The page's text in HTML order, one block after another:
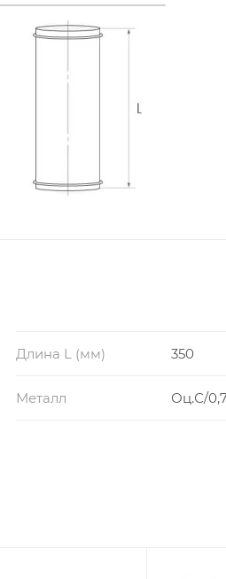
Длина L (мм) 350
Металл Оц.С/